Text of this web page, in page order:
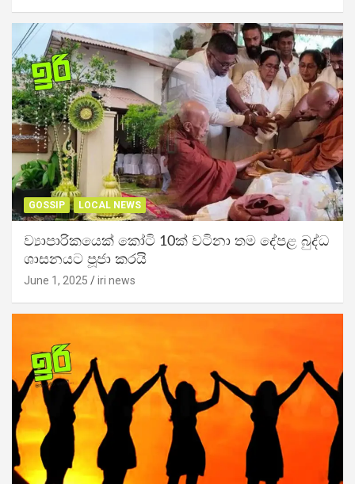
GOSSIP LOCAL NEWS
ව්‍යාපාරිකයෙක් කෝටි 10ක් වටිනා තම දේපළ බුද්ධ
ශාසනයට පූජා කරයි
June 1, 2025 iri news